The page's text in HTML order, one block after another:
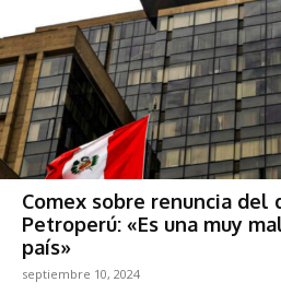
Comex sobre renuncia del
Petroperú: «Es una muy
país»
septiembre 10, 2024